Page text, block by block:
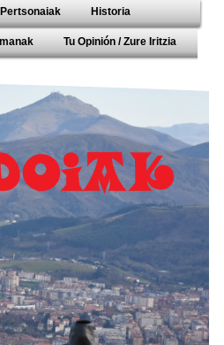
Historia
Tu Opinión / Zure Iritzia